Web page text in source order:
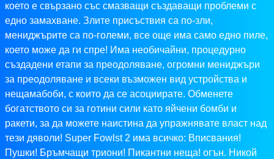
което е свързано със смазващи създаващи проблеми с
едно замахване. Злите присъствия са по-зли,
мениджърите са по-големи, все още има само едно пиле,
което може да ги спре! Има необичайни, процедурно
създадени етапи за преодоляване, огромни мениджъри
за преодоляване и всеки възможен вид устройства и
нещамабоби, с които да се асоциирате. Обменете
богатството си за готини сили като яйчени бомби и
ракети, за да можете наистина да упражнявате власт над
тези дяволи! Super Fowlst 2 има всичко: Вписвания!
Пушки! Бръмчащи триони! Пикантни неща! огън. Никой